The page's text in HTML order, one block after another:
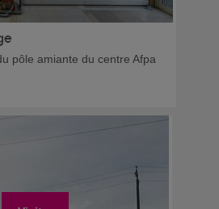
pôle amiante du centre Afpa